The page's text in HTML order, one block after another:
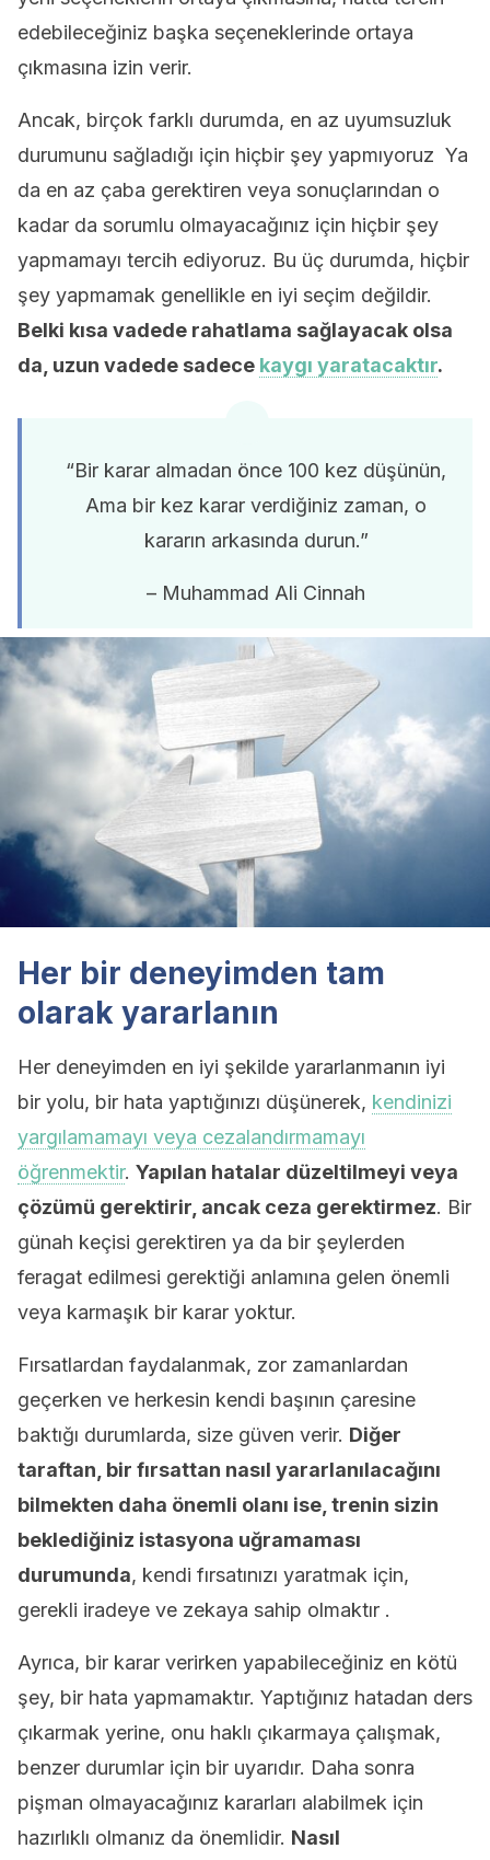
edebileceğiniz başka seçeneklerinde ortaya
çıkmasına izin verir.
Ancak, birçok farklı durumda, en az uyumsuzluk
durumunu sağladığı için hiçbir şey yapmıyoruz Ya
da en az çaba gerektiren veya sonuçlarından o
kadar da sorumlu olmayacağınız için hiçbir şey
yapmamayı tercih ediyoruz. Bu üç durumda, hiçbir
şey yapmamak genellikle en iyi seçim değildir.
Belki kısa vadede rahatlama sağlayacak olsa
da, uzun vadede sadece kaygı yaratacaktır.
“Bir karar almadan önce 100 kez düşünün,
Ama bir kez karar verdiğiniz zaman, o
kararın arkasında durun.”
– Muhammad Ali Cinnah
Her bir deneyimden tam
olarak yararlanın
Her deneyimden en iyi şekilde yararlanmanın iyi
bir yolu, bir hata yaptığınızı düşünerek, kendinizi
yargılamamayı veya cezalandırmamayı
öğrenmektir. Yapılan hatalar düzeltilmeyi veya
çözümü gerektirir, ancak ceza gerektirmez. Bir
günah keçisi gerektiren ya da bir şeylerden
feragat edilmesi gerektiği anlamına gelen önemli
veya karmaşık bir karar yoktur.
Fırsatlardan faydalanmak, zor zamanlardan
geçerken ve herkesin kendi başının çaresine
baktığı durumlarda, size güven verir. Diğer
taraftan, bir fırsattan nasıl yararlanılacağını
bilmekten daha önemli olanı ise, trenin sizin
beklediğiniz istasyona uğramaması
durumunda, kendi fırsatınızı yaratmak için,
gerekli iradeye ve zekaya sahip olmaktır .
Ayrıca, bir karar verirken yapabileceğiniz en kötü
şey, bir hata yapmamaktır. Yaptığınız hatadan ders
çıkarmak yerine, onu haklı çıkarmaya çalışmak,
benzer durumlar için bir uyarıdır. Daha sonra
pişman olmayacağınız kararları alabilmek için
hazırlıklı olmanız da önemlidir. Nasıl